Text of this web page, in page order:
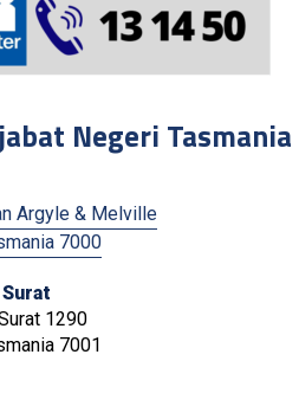
Negeri Tasmania
Argyle & Melville
7000
1290
7001